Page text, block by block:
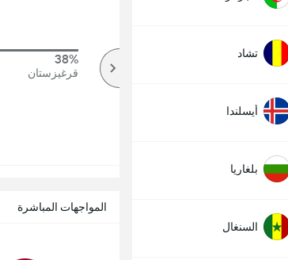
تشاد
أيسلندا
بلغاريا
السنغال
38%
قرغيزستان
المواجهات المباشرة